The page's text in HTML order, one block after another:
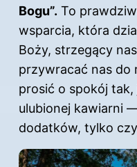
Bogu”. To
wsparcia, która
Boży, strzegący
przywracać nas do
prosić o spokój
ulubionej kawiarni
dodatków, tylko